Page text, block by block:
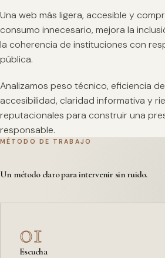
Una web más ligera, accesible y
consumo innecesario, mejora la
la coherencia de instituciones con
pública.
Analizamos peso técnico, eficiencia
accesibilidad, claridad informativa y
reputacionales para construir una
responsable.
MÉTODO DE TRABAJO
Un método claro para intervenir sin ruido.
01
Escucha